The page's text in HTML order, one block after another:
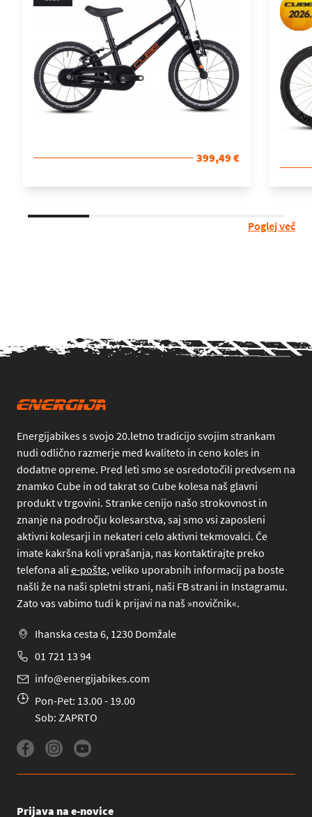
399,49 €
Poglej več
Energijabikes s svojo 20.letno tradicijo svojim strankam
nudi odlično razmerje med kvaliteto in ceno koles in
dodatne opreme. Pred leti smo se osredotočili predvsem na
znamko Cube in od takrat so Cube kolesa naš glavni
produkt v trgovini. Stranke cenijo našo strokovnost in
znanje na področju kolesarstva, saj smo vsi zaposleni
aktivni kolesarji in nekateri celo aktivni tekmovalci. Če
imate kakršna koli vprašanja, nas kontaktirajte preko
telefona ali e-pošte, veliko uporabnih informacij pa boste
našli že na naši spletni strani, naši FB strani in Instagramu.
Zato vas vabimo tudi k prijavi na naš »novičnik«.
Ihanska cesta 6, 1230 Domžale
01 721 13 94
info@energijabikes.com
Pon-Pet: 13.00 - 19.00
Sob: ZAPRTO
Prijava na e-novice